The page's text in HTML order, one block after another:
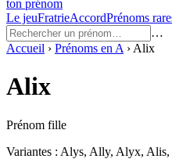
ton prénom
Le jeuFratrieAccordPrénoms
…
Accueil › Prénoms en A › Alix
Alix
Prénom fille
Variantes : Alys, Ally, Alyx,